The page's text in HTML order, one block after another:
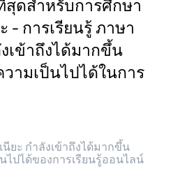
ดสำหรับการศึกษา
- การเรียนรู้ ภาษา
เข้าถึงได้มากขึ้น
วามเป็นไปได้ในการ
ยะ กำลังเข้าถึงได้มากขึ้น
ไปได้ของการเรียนรู้ออนไลน์